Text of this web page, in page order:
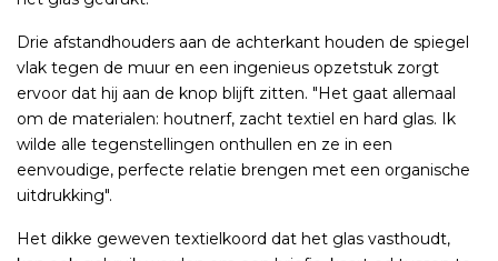
Drie afstandhouders aan de achterkant houden de spiegel
vlak tegen de muur en een ingenieus opzetstuk zorgt
ervoor dat hij aan de knop blijft zitten. "Het gaat allemaal
om de materialen: houtnerf, zacht textiel en hard glas. Ik
wilde alle tegenstellingen onthullen en ze in een
eenvoudige, perfecte relatie brengen met een organische
uitdrukking".
Het dikke geweven textielkoord dat het glas vasthoudt,